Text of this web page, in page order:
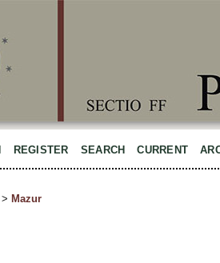
REGISTER SEARCH CURRENT
> Mazur